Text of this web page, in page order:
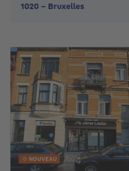
1020 - Bruxelles
NOUVEAU